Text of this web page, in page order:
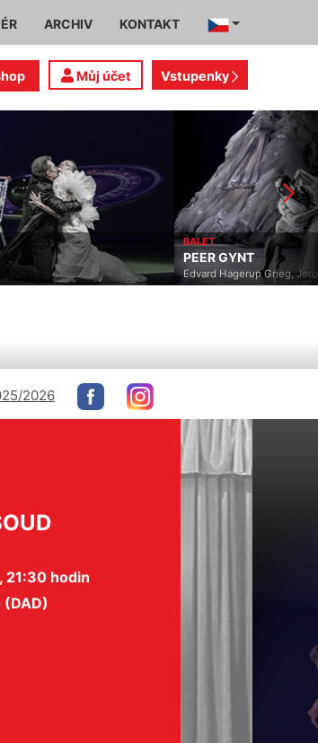
ARCHIV KONTAKT
Můj účet Vstupenky
BALET
PEER GYNT
Edvard Hagerup Grieg,
2026
21:30 hodin